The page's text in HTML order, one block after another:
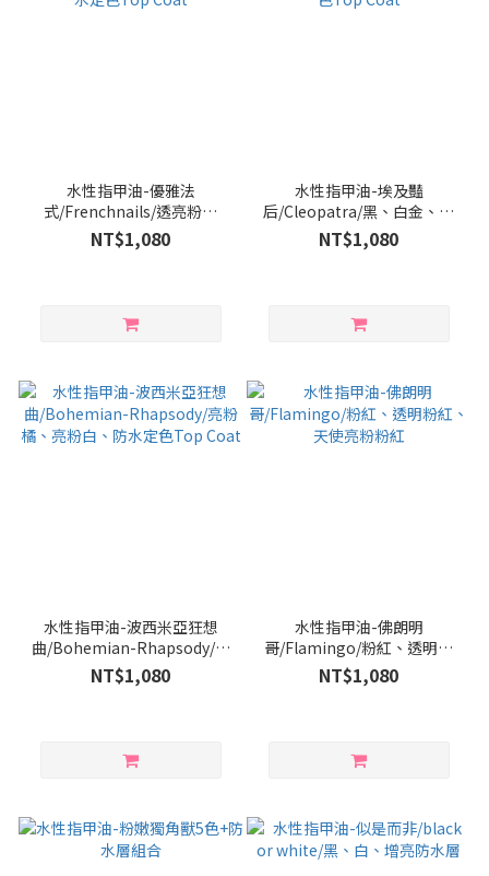
水性指甲油-優雅法
式/Frenchnails/透亮粉、
白、防水定色Top Coat
NT$1,080
水性指甲油-埃及豔
后/Cleopatra/黑、白金、防
水定色Top Coat
NT$1,080
水性指甲油-波西米亞狂想
曲/Bohemian-Rhapsody/亮
粉橘、亮粉白、防水定色Top
Coat
NT$1,080
水性指甲油-佛朗明
哥/Flamingo/粉紅、透明粉
紅、天使亮粉粉紅
NT$1,080